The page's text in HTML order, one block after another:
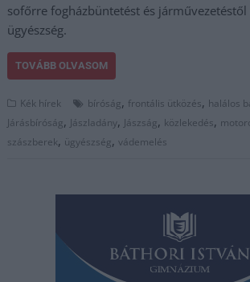
sofőrre fogházbüntetést és
ügyészség.
TOVÁBB OLVASOM
Kék hírek bíróság, frontális ütközés, halálos
Járásbíróság, Jászladány, Jászság, közlekedés,
szászberek, ügyészség,vádemelés